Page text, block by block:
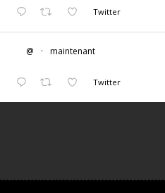
Twitter
@ · maintenant
Twitter